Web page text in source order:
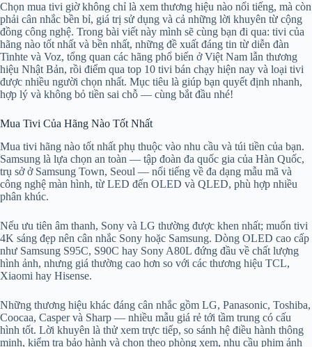
Chọn mua tivi giờ không chỉ là xem thương hiệu nào nổi tiếng, mà còn
phải cân nhắc bền bỉ, giá trị sử dụng và cả những lời khuyên từ cộng
đồng công nghệ. Trong bài viết này mình sẽ cùng bạn đi qua: tivi của
hãng nào tốt nhất và bền nhất, những đề xuất đáng tin từ diễn đàn
Tinhte và Voz, tổng quan các hãng phổ biến ở Việt Nam lẫn thương
hiệu Nhật Bản, rồi điểm qua top 10 tivi bán chạy hiện nay và loại tivi
được nhiều người chọn nhất. Mục tiêu là giúp bạn quyết định nhanh,
hợp lý và không bỏ tiền sai chỗ — cùng bắt đầu nhé!
Mua Tivi Của Hãng Nào Tốt Nhất
Mua tivi hãng nào tốt nhất phụ thuộc vào nhu cầu và túi tiền của bạn.
Samsung là lựa chọn an toàn — tập đoàn đa quốc gia của Hàn Quốc,
trụ sở ở Samsung Town, Seoul — nổi tiếng về đa dạng mẫu mã và
công nghệ màn hình, từ LED đến OLED và QLED, phù hợp nhiều
phân khúc.
Nếu ưu tiên âm thanh, Sony và LG thường được khen nhất; muốn tivi
4K sáng đẹp nên cân nhắc Sony hoặc Samsung. Dòng OLED cao cấp
như Samsung S95C, S90C hay Sony A80L đứng đầu về chất lượng
hình ảnh, nhưng giá thường cao hơn so với các thương hiệu TCL,
Xiaomi hay Hisense.
Những thương hiệu khác đáng cân nhắc gồm LG, Panasonic, Toshiba,
Coocaa, Casper và Sharp — nhiều mẫu giá rẻ tới tầm trung có cấu
hình tốt. Lời khuyên là thử xem trực tiếp, so sánh hệ điều hành thông
minh, kiểm tra bảo hành và chọn theo phòng xem, nhu cầu phim ảnh